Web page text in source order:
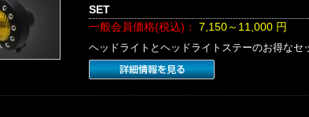
SET
一般会員価格(税込)： 7,150～11,000円
ヘッドライトとヘッドライトステーのお得なセ